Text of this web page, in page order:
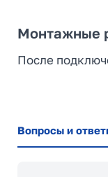
Монтажные
После
Вопросы и